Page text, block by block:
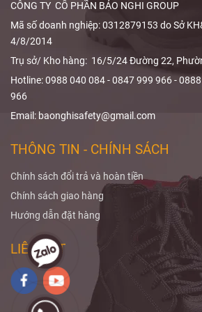
CÔNG TY CỔ PHẦN BẢO NGHI GROUP
Mã số doanh nghiệp: 0312879153 do Sở
4/8/2014
Trụ sở/ Kho hàng: 16/5/24 Đường 22,
Hotline: 0988 040 084 - 0847 999 966 -
966
Email: baonghisafety@gmail.com
THÔNG TIN - CHÍNH SÁCH
Chính sách đổi trả và hoàn tiền
Chính sách giao hàng
Hướng dẫn đặt hàng
LIÊN KẾT